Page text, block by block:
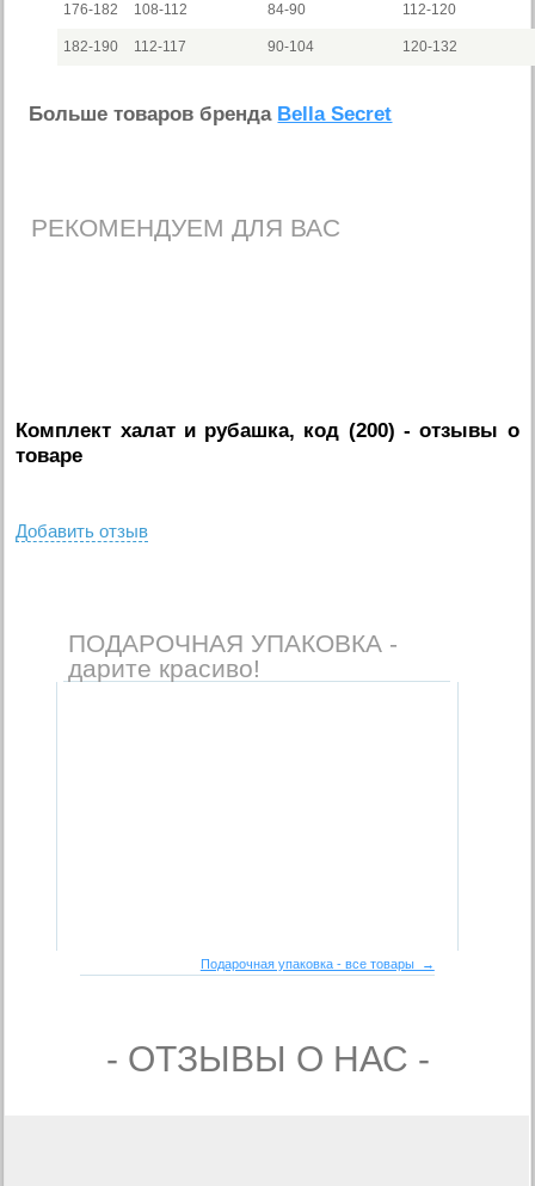
176-182 108-112 84-90 112-120
182-190 112-117 90-104 120-132
Больше товаров бренда Bella Secret
РЕКОМЕНДУЕМ ДЛЯ ВАС
Комплект халат и рубашка, код (200) - отзывы о
товаре
Добавить отзыв
ПОДАРОЧНАЯ УПАКОВКА -
дарите красиво!
Подарочная упаковка - все товары →
- ОТЗЫВЫ О НАС -